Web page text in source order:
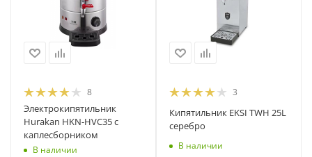
8
Электрокипятильник
Hurakan HKN-HVC35 с
каплесборником
В наличии
3
Кипятильник EKSI TWH 25L
серебро
В наличии